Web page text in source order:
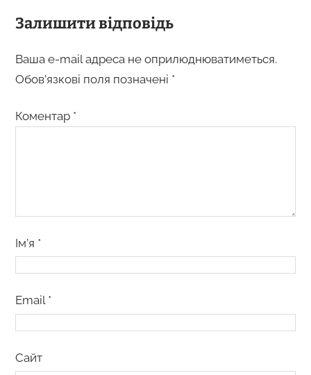
Залишити відповідь
Ваша e-mail адреса не оприлюднюватиметься.
Обов’язкові поля позначені *
Коментар *
Ім’я *
Email *
Сайт